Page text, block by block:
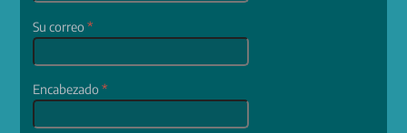
Su correo*
Encabezado*